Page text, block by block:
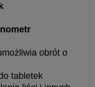
obrót o
tabletek